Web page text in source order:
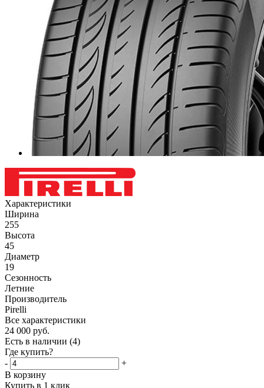
Характеристики
Ширина
255
Высота
45
Диаметр
19
Сезонность
Летние
Производитель
Pirelli
Все характеристики
24 000 руб.
Есть в наличии (4)
Где купить?
-
+
В корзину
Купить в 1 клик